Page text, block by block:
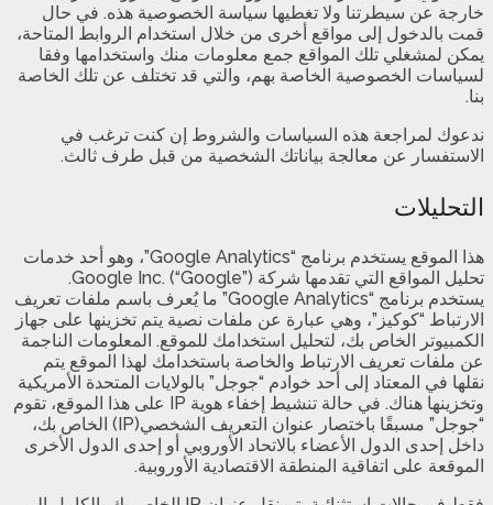
خارجة عن سيطرتنا ولا تغطيها سياسة الخصوصية هذه. في حال
قمت بالدخول إلى مواقع أخرى من خلال استخدام الروابط المتاحة،
يمكن لمشغلي تلك المواقع جمع معلومات منك واستخدامها وفقا
لسياسات الخصوصية الخاصة بهم، والتي قد تختلف عن تلك الخاصة
بنا.
ندعوك لمراجعة هذه السياسات والشروط إن كنت ترغب في
الاستفسار عن معالجة بياناتك الشخصية من قبل طرف ثالث.
التحليلات
هذا الموقع يستخدم برنامج “Google Analytics”، وهو أحد خدمات
تحليل المواقع التي تقدمها شركة Google Inc. (“Google”).
يستخدم برنامج “Google Analytics” ما يُعرف باسم ملفات تعريف
الارتباط “كوكيز”، وهي عبارة عن ملفات نصية يتم تخزينها على جهاز
الكمبيوتر الخاص بك، لتحليل استخدامك للموقع. المعلومات الناجمة
عن ملفات تعريف الارتباط والخاصة باستخدامك لهذا الموقع يتم
نقلها في المعتاد إلى أحد خوادم “جوجل” بالولايات المتحدة الأمريكية
وتخزينها هناك. في حالة تنشيط إخفاء هوية IP على هذا الموقع، تقوم
“جوجل” مسبقًا باختصار عنوان التعريف الشخصي(IP) الخاص بك،
داخل إحدى الدول الأعضاء بالاتحاد الأوروبي أو إحدى الدول الأخرى
الموقعة على اتفاقية المنطقة الاقتصادية الأوروبية.